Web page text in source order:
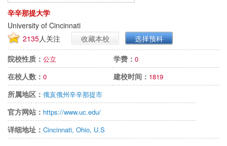
辛辛那提大学
University of Cincinnati
2135人关注 收藏本校
选择预科
院校性质： 公立 学费： 0
在校人数： 0 建校时间： 1819
所属地区： 俄亥俄州辛辛那提市
官方网站： https://www.uc.edu/
详细地址： Cincinnati, Ohio, U.S